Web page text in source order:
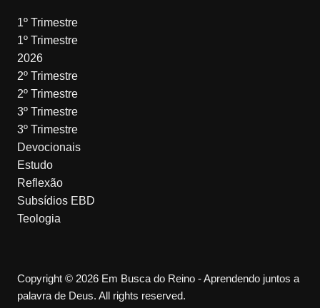
1º Trimestre
1º Trimestre
2026
2º Trimestre
2º Trimestre
3º Trimestre
3º Trimestre
Devocionais
Estudo
Reflexão
Subsídios EBD
Teologia
Copyright © 2026 Em Busca do Reino - Aprendendo juntos a
palavra de Deus. All rights reserved.